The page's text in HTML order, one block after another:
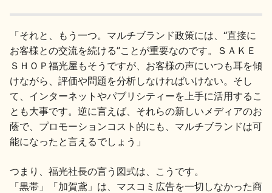
「それと、もう一つ。マルチブランド政策には、“直接に
お客様との交流を続ける”ことが重要なのです。ＳＡＫＥ
ＳＨＯＰ福光屋もそうですが、お客様の声にいつも耳を傾
けながら、評価や問題を分析しなければいけない。そし
て、インターネットやパブリシティーを上手に活用するこ
とも大事です。逆に言えば、それらの新しいメディアのお
蔭で、プロモーションコスト的にも、マルチブランドは可
能になったと言えるでしょう」
つまり、福光社長の言う図式は、こうです。
「黒帯」「加賀鳶」は、マスコミ広告を一切しなかった商